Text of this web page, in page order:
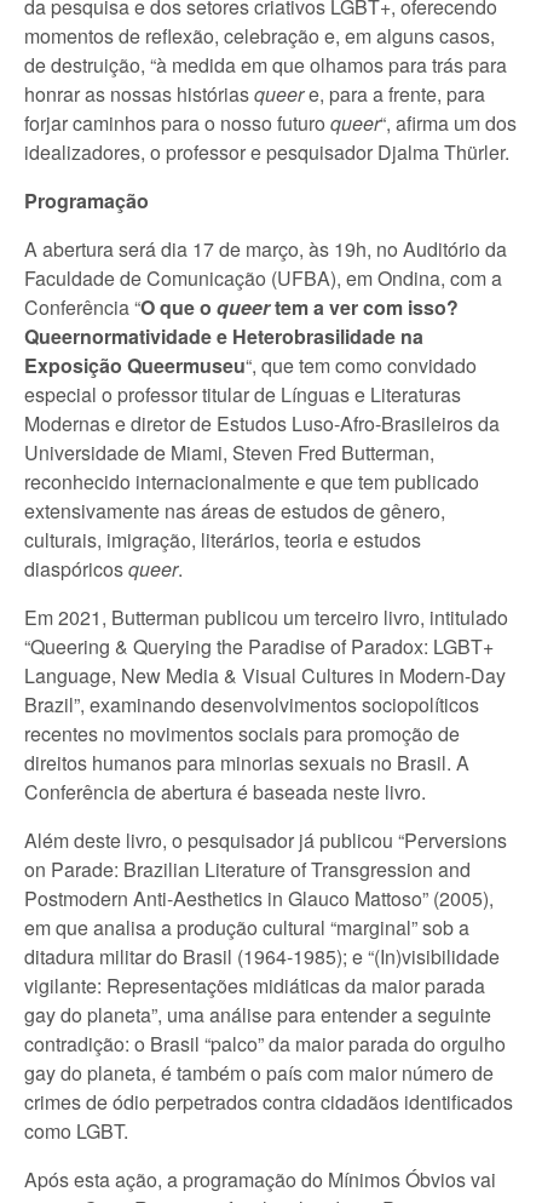
da pesquisa e dos setores criativos LGBT+, oferecendo
momentos de reflexão, celebração e, em alguns casos,
de destruição, “à medida em que olhamos para trás para
honrar as nossas históriasqueere, para a frente, para
forjar caminhos para o nosso futuro queer“, afirma um dos
idealizadores, o professor e pesquisador Djalma Thürler.
Programação
A abertura será dia 17 de março, às 19h, no Auditório da
Faculdade de Comunicação (UFBA), em Ondina, com a
Conferência “O que o queertem a ver com isso?
Queernormatividade e Heterobrasilidade na
Exposição Queermuseu“, que tem como convidado
especial o professor titular de Línguas e Literaturas
Modernas e diretor de Estudos Luso-Afro-Brasileiros da
Universidade de Miami, Steven Fred Butterman,
reconhecido internacionalmente e que tem publicado
extensivamente nas áreas de estudos de gênero,
culturais, imigração, literários, teoria e estudos
diaspóricosqueer.
Em 2021, Butterman publicou um terceiro livro, intitulado
“Queering & Querying the Paradise of Paradox: LGBT+
Language, New Media & Visual Cultures in Modern-Day
Brazil”, examinando desenvolvimentos sociopolíticos
recentes no movimentos sociais para promoção de
direitos humanos para minorias sexuais no Brasil. A
Conferência de abertura é baseada neste livro.
Além deste livro, o pesquisador já publicou “Perversions
on Parade: Brazilian Literature of Transgression and
Postmodern Anti-Aesthetics in Glauco Mattoso” (2005),
em que analisa a produção cultural “marginal” sob a
ditadura militar do Brasil (1964-1985); e “(In)visibilidade
vigilante: Representações midiáticas da maior parada
gay do planeta”, uma análise para entender a seguinte
contradição: o Brasil “palco” da maior parada do orgulho
gay do planeta, é também o país com maior número de
crimes de ódio perpetrados contra cidadãos identificados
como LGBT.
Após esta ação, a programação do Mínimos Óbvios vai